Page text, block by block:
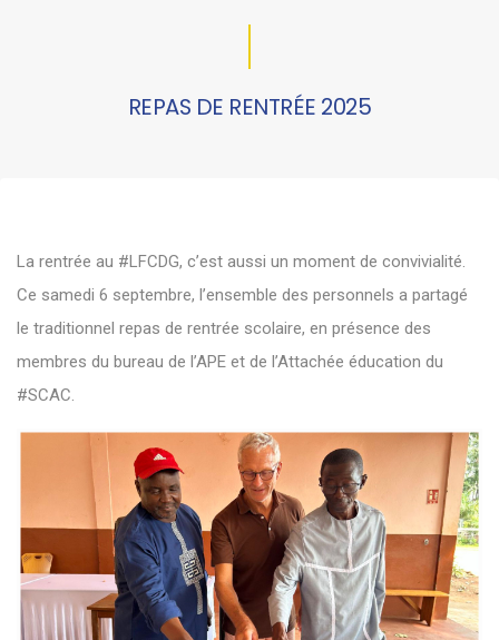
REPAS DE RENTRÉE 2025
La rentrée au #LFCDG, c’est aussi un moment de convivialité.
Ce samedi 6 septembre, l’ensemble des personnels a partagé
le traditionnel repas de rentrée scolaire, en présence des
membres du bureau de l’APE et de l’Attachée éducation du
#SCAC.